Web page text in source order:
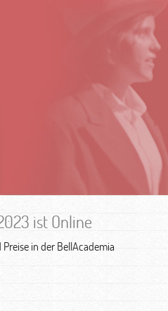
ist Online
in der BellAcademia